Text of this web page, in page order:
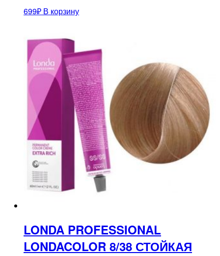
699₽ В корзину
LONDA PROFESSIONAL
LONDACOLOR 8/38 СТОЙКАЯ